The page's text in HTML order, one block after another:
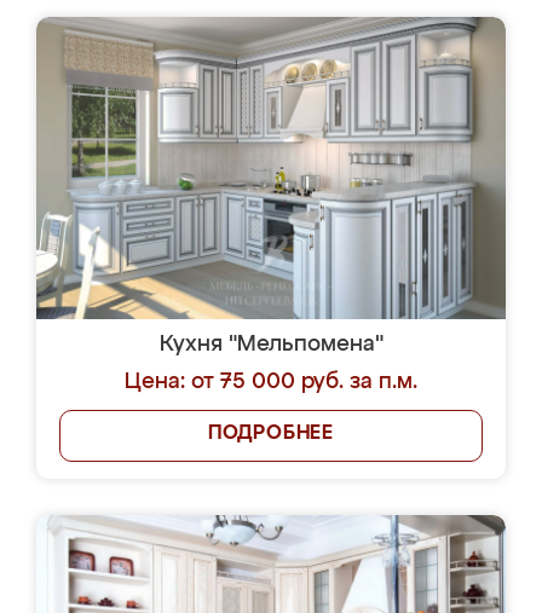
Кухня "Мельпомена"
Цена: от 75 000 руб. за п.м.
ПОДРОБНЕЕ